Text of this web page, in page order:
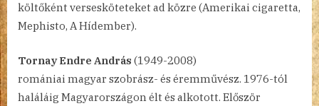
költőként versesköteteket ad közre (Amerikai cigaretta,
Mephisto, A Hídember).
Tornay Endre András (1949-2008)
romániai magyar szobrász- és éremművész. 1976-tól
haláláig Magyarországon élt és alkotott. Először